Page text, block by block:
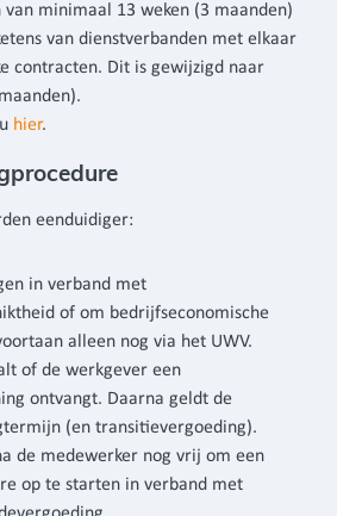
minimaal 13 weken (3 maanden)
van dienstverbanden met elkaar
contracten. Dit is gewijzigd naar
hier.
eenduidiger:
in verband met
of om bedrijfseconomische
alleen nog via het UWV.
of de werkgever een
ontvangt. Daarna geldt de
(en transitievergoeding).
de medewerker nog vrij om een
op te starten in verband met